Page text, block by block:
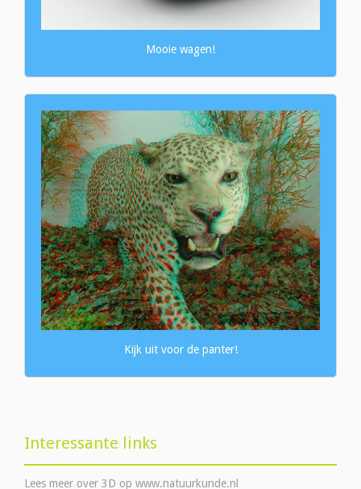
Mooie wagen!
Kijk uit voor de panter!
Interessante links
Lees meer over 3D op www.natuurkunde.nl